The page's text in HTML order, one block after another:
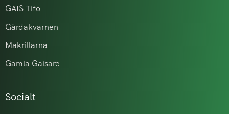
GAIS Tifo
Gårdakvarnen
Makrillarna
Gamla Gaisare
Socialt